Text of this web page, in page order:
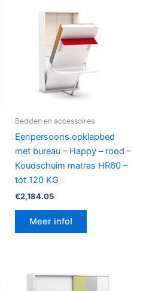
Bedden en accessoires
Eenpersoons opklapbed
met bureau – Happy – rood –
Koudschuim matras HR60 –
tot 120 KG
€2,184.05
Meer info!